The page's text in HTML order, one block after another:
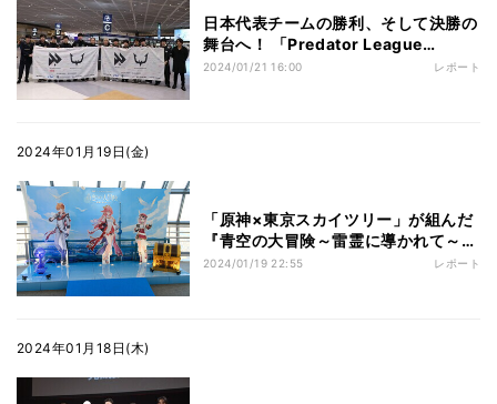
日本代表チームの勝利、そして決勝の
舞台へ！ 「Predator League
2024」フィリピン現地レポート
2024/01/21 16:00 レポート
2024年01月19日(金)
「原神×東京スカイツリー」が組んだ
『青空の大冒険～雷霊に導かれて～』
に行ってきた！ 最上層まで展示あり
2024/01/19 22:55 レポート
2024年01月18日(木)